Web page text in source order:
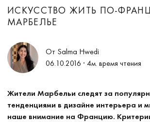
ИСКУССТВО ЖИТЬ ПО-
МАРБЕЛЬЕ
От Salma Hwedi
06.10.2016 · 4м. время чтения
Жители Марбельи следят за
тенденциями в дизайне интерьера и м
наше внимание на Францию. К